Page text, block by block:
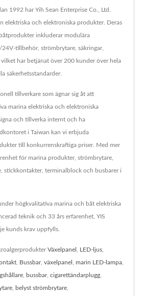
1992 har Yih Sean Enterprise Co., Ltd.
elektriska och elektroniska produkter. Deras
inkluderar modulära
tillbehör, strömbrytare, säkringar,
har betjänat över 200 kunder över hela
säkerhetsstandarder.
tillverkare som ägnar sig åt att
marina elektriska och elektroniska
och tillverka internt och ha
i Taiwan kan vi erbjuda
till konkurrenskraftiga priser. Med mer
för marina produkter, strömbrytare,
stickkontakter, terminalblock och busbarer i
högkvalitativa marina och båt elektriska
teknik och 33 års erfarenhet, YIS
kunds krav uppfylls.
Växelpanel LED-ljus
Bussbar, växelpanel marin LED-lampa
bussbar, cigarettändarplugg
belyst strömbrytare